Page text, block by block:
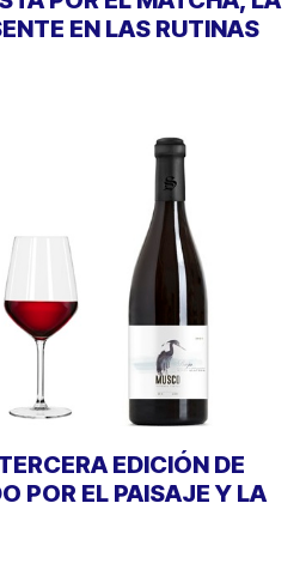
EN LAS RUTINAS
EDICIÓN DE
POR EL PAISAJE Y LA